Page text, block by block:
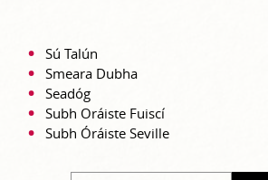
Sú Talún
Smeara Dubha
Seadóg
Subh Oráiste Fuiscí
Subh Óráiste Seville